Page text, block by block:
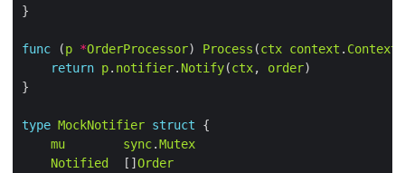
func (p *OrderProcessor) Process (ctx context . Context
return p. notifier. Notify(ctx, order
type MockNotifier struct
mu
sync.Mutex
Notified
  []
Order